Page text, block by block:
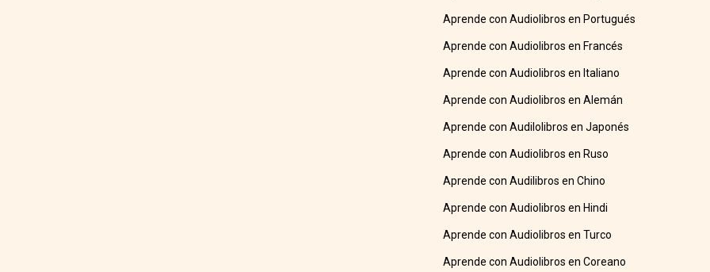
Aprende con Audiolibros en Portugués
Aprende con Audiolibros en Francés
Aprende con Audiolibros en Italiano
Aprende con Audiolibros en Alemán
Aprende con Audilolibros en Japonés
Aprende con Audiolibros en Ruso
Aprende con Audilibros en Chino
Aprende con Audiolibros en Hindi
Aprende con Audiolibros en Turco
Aprende con Audiolibros en Coreano